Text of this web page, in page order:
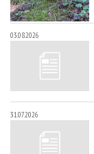
03.08.2026
31.07.2026